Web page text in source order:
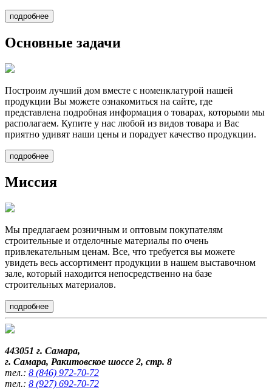
подробнее
Основные задачи
Построим лучший дом вместе с номенклатурой нашей
продукции Вы можете ознакомиться на сайте, где
представлена подробная информация о товарах, которыми мы
располагаем. Купите у нас любой из видов товара и Вас
приятно удивят наши цены и порадует качество продукции.
подробнее
Миссия
Мы предлагаем розничным и оптовым покупателям
строительные и отделочные материалы по очень
привлекательным ценам. Все, что требуется вы можете
увидеть весь ассортимент продукции в нашем выставочном
зале, который находится непосредственно на базе
строительных материалов.
подробнее
443051 г. Самара,
г. Самара, Ракитовское шоссе 2, стр. 8
тел.: 8 (846) 972-70-72
тел.: 8 (927) 692-70-72